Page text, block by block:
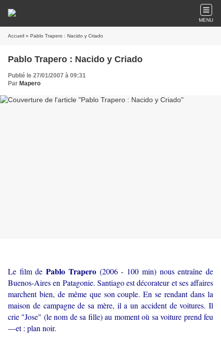
MENU
Accueil » Pablo Trapero : Nacido y Criado
Pablo Trapero : Nacido y Criado
Publié le 27/01/2007 à 09:31
Par Mapero
Le film dePablo Trapero(2006 - 100 min) nous entraîne de
Buenos-Aires en Patagonie. Santiago est décorateur et ses affaires
marchent bien, de même que son couple. En se rendant dans la
maison de campagne de sa mère, il a un accident de voitures. Il
crie "Jose" (le nom de sa fille) au moment où sa voiture prend feu
—et : plan noir.